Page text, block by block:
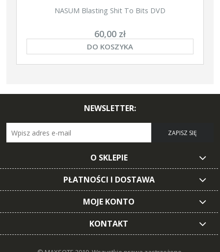
NASUM Blasting Shit To Bits DVD
60,00 zł
DO KOSZYKA
NEWSLETTER:
ZAPISZ SIĘ
O SKLEPIE
PŁATNOŚCI I DOSTAWA
MOJE KONTO
KONTAKT